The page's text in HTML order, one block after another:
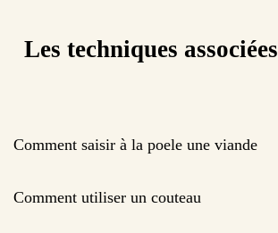
Les techniques associées
Comment saisir à la poele une viande
Comment utiliser un couteau